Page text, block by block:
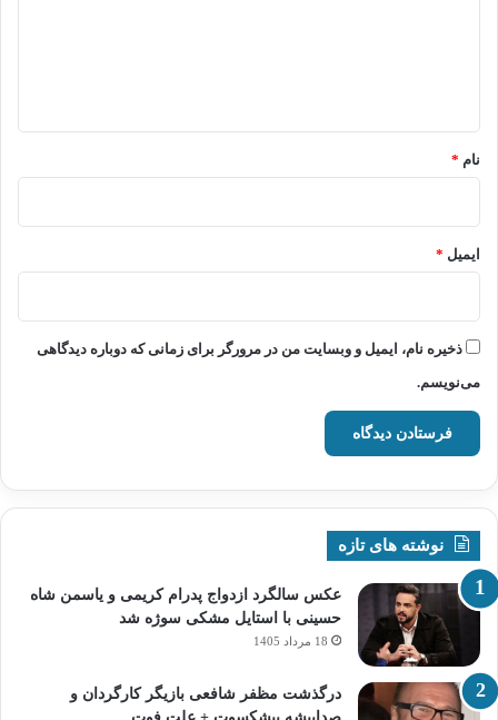
نام *
ایمیل *
ذخیره نام، ایمیل و وبسایت من در مرورگر برای زمانی که دوباره دیدگاهی
می‌نویسم.
نوشته های تازه
عکس سالگرد ازدواج پدرام کریمی و یاسمن شاه‌
حسینی با استایل مشکی سوژه شد
18 مرداد 1405
درگذشت مظفر شافعی بازیگر کارگردان و